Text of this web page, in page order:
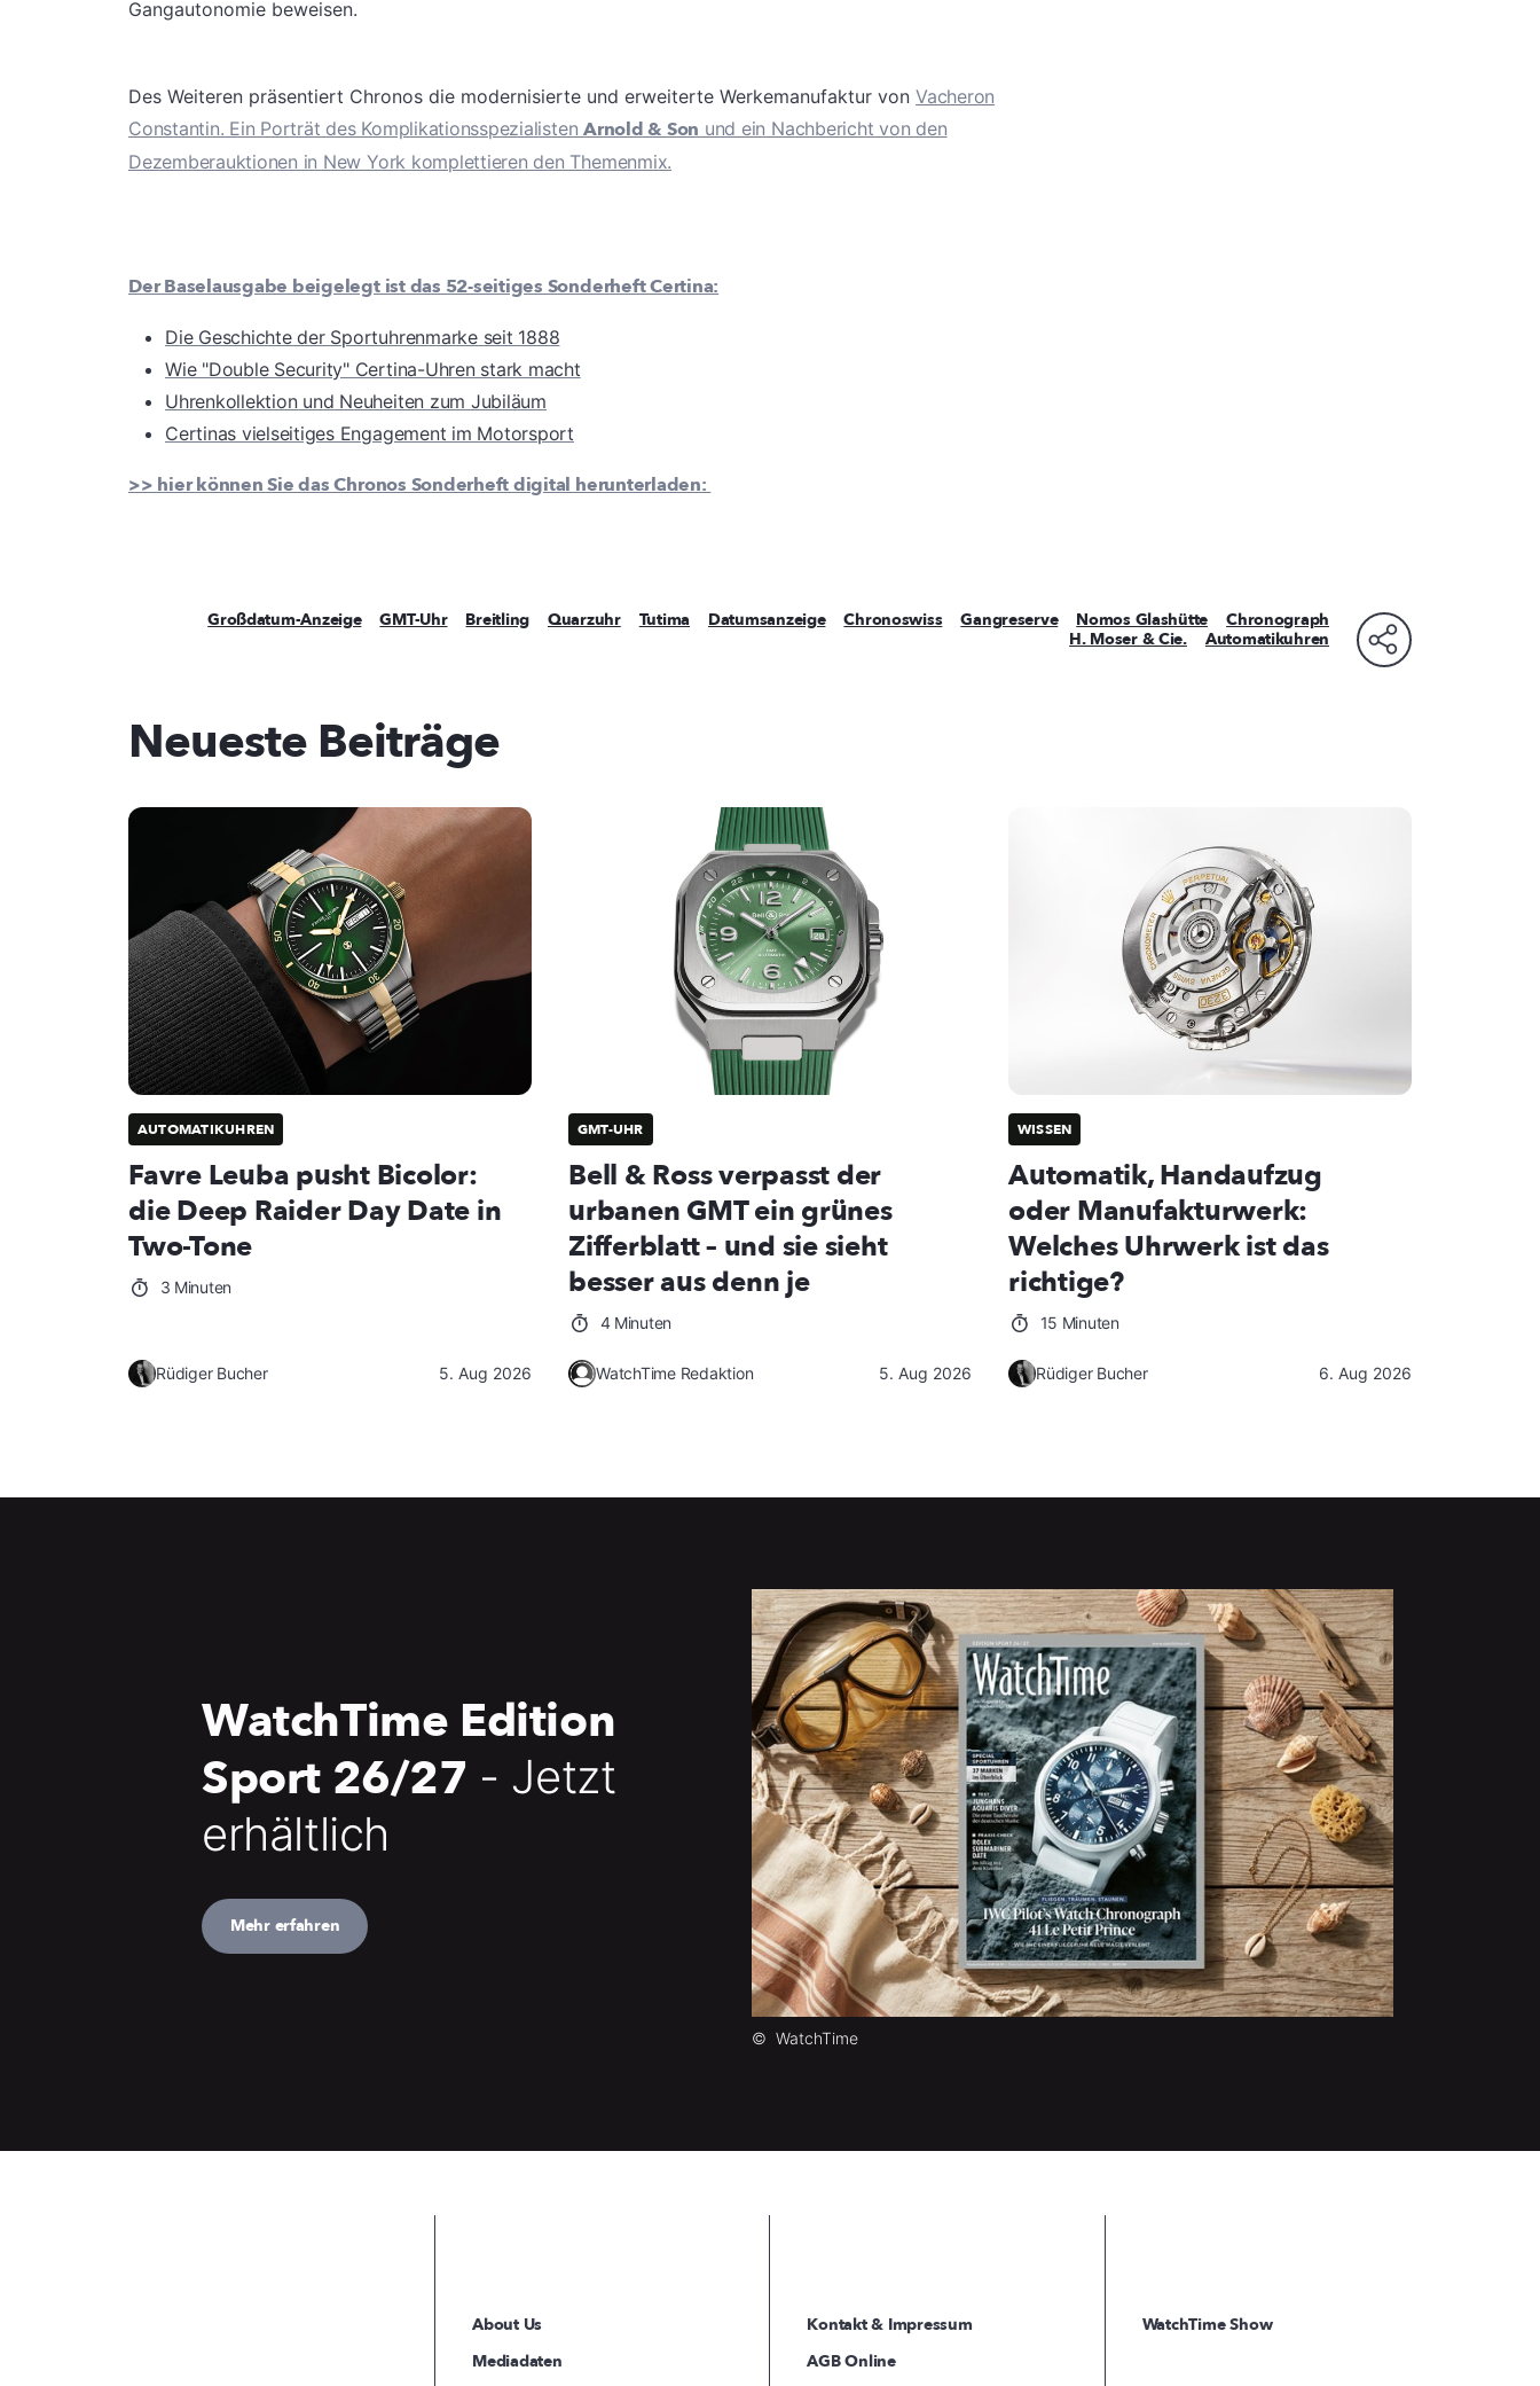
Gangautonomie beweisen.
Des Weiteren präsentiert Chronos die modernisierte und erweiterte Werkemanufaktur von Vacheron
Constantin. Ein Porträt des KomplikationsspezialistenArnold & Son und ein Nachbericht von den
Dezemberauktionen in New York komplettieren den Themenmix.
Der Baselausgabe beigelegt ist das 52-seitiges Sonderheft Certina:
Die Geschichte der Sportuhrenmarke seit 1888
Wie "Double Security" Certina-Uhren stark macht
Uhrenkollektion und Neuheiten zum Jubiläum
Certinas vielseitiges Engagement im Motorsport
>> hier können Sie das Chronos Sonderheft digital herunterladen:
Großdatum-Anzeige GMT-Uhr Breitling Quarzuhr Tutima Datumsanzeige Chronoswiss Gangreserve Nomos Glashütte
Chronograph
H. Moser & Cie.
Automatikuhren
Neueste Beiträge
AUTOMATIKUHREN
Favre Leuba pusht Bicolor:
die Deep Raider Day Date in
Two-Tone
3 Minuten
Rüdiger Bucher 5. Aug 2026
GMT-UHR
Bell & Ross verpasst der
urbanen GMT ein grünes
Zifferblatt – und sie sieht
besser aus denn je
4 Minuten
WatchTime Redaktion 5. Aug 2026
WISSEN
Automatik, Handaufzug
oder Manufakturwerk:
Welches Uhrwerk ist das
richtige?
15 Minuten
Rüdiger Bucher 6. Aug 2026
© WatchTime
WatchTime Edition
Sport 26/27 - Jetzt
erhältlich
Mehr erfahren
About Us
Mediadaten
Kontakt & Impressum
AGB Online
WatchTime Show